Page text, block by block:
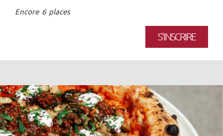
Encore 6 places
S'INSCRIRE